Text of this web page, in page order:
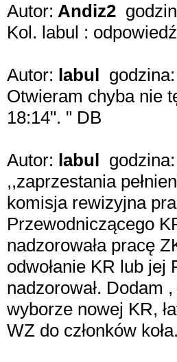
Autor: Andiz2
Kol. labul :
Autor: labul godzina:
Otwieram chyba nie
18:14". " DB
Autor: labul godzina:
,,zaprzestania
komisja rewizyjna
Przewodniczącego
nadzorowała pracę
odwołanie KR lub
nadzorował. Dodam
wyborze nowej KR,
WZ do członków koła.